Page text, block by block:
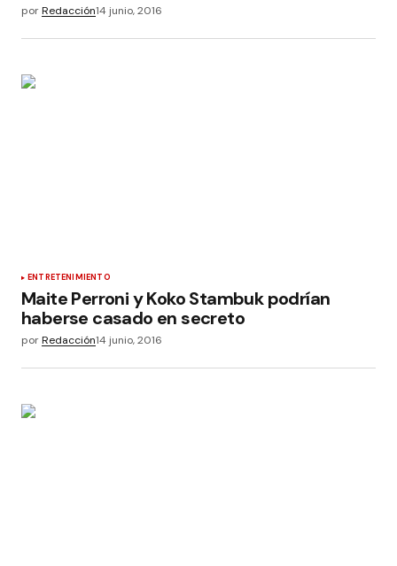
porRedacción14 junio, 2016
ENTRETENIMIENTO
Maite Perroni y Koko Stambuk podrían
haberse casado en secreto
porRedacción14 junio, 2016